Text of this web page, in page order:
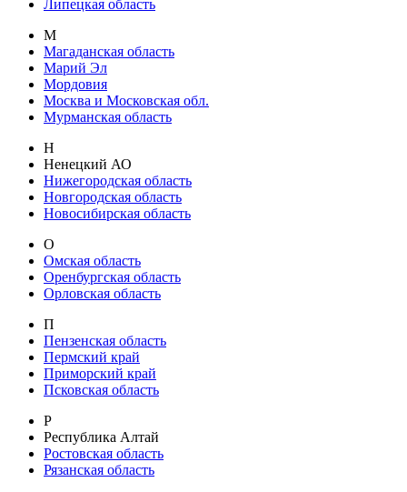
Липецкая область
М
Магаданская область
Марий Эл
Мордовия
Москва и Московская обл.
Мурманская область
Н
Ненецкий АО
Нижегородская область
Новгородская область
Новосибирская область
О
Омская область
Оренбургская область
Орловская область
П
Пензенская область
Пермский край
Приморский край
Псковская область
Р
Республика Алтай
Ростовская область
Рязанская область